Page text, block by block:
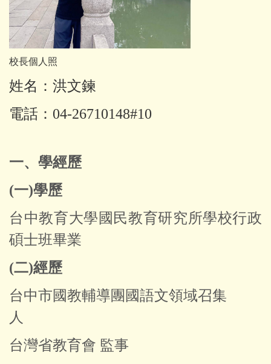
校長個人照
姓名：洪文鍊
電話：04-26710148#10
一、 學經歷
(一)學歷
台中教育大學國民教育研究所學校行政
碩士班畢業
(二)經歷
台中市國教輔導團國語文領域召集
人
台灣省教育會 監事